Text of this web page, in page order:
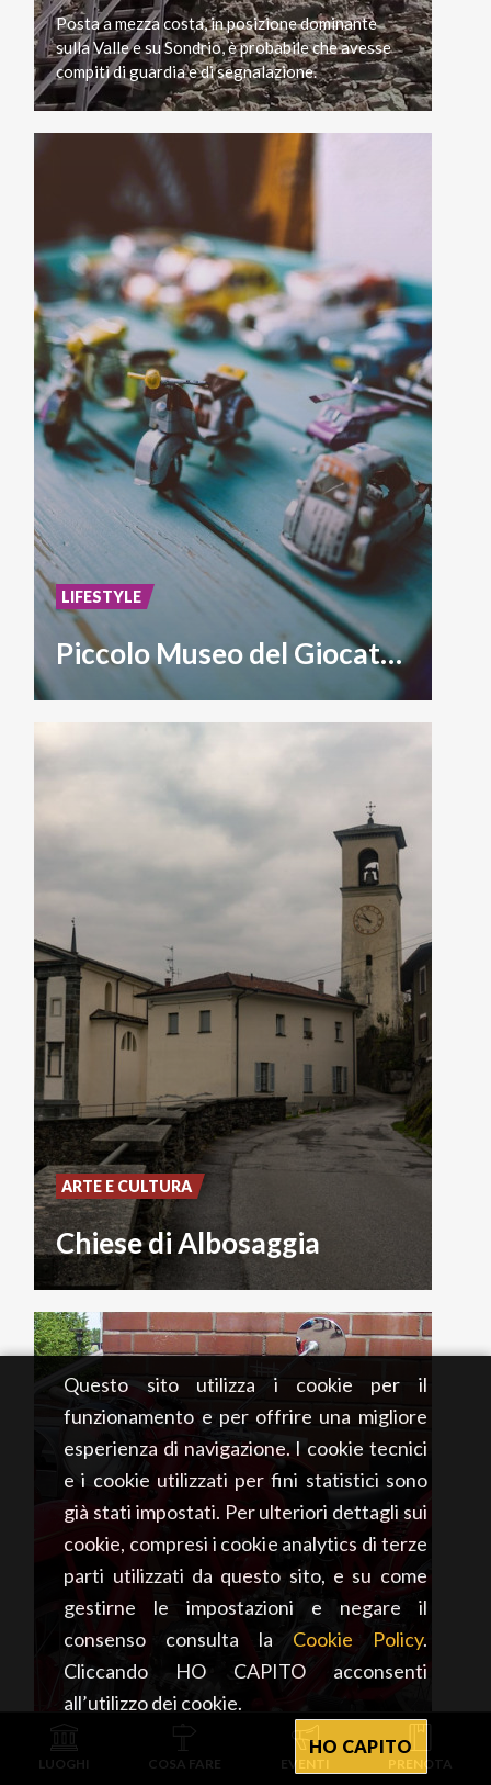
Questo sito utilizza i cookie per il
funzionamento e per offrire una migliore
esperienza di navigazione. I cookie tecnici
e i cookie utilizzati per fini statistici sono
già stati impostati. Per ulteriori dettagli sui
cookie, compresi i cookie analytics di terze
parti utilizzati da questo sito, e su come
gestirne le impostazioni e negare il
consenso consulta la Cookie Policy.
Cliccando HO CAPITO acconsenti
all’utilizzo dei cookie.
HO CAPITO
Posta a mezza costa, in posizione dominante
sulla Valle e su Sondrio, è probabile che avesse
compiti di guardia e di segnalazione.
Piccolo Museo del Giocattolo
LIFESTYLE
Chiese di Albosaggia
ARTE E CULTURA
LUOGHI COSA FARE EVENTI PRENOTA